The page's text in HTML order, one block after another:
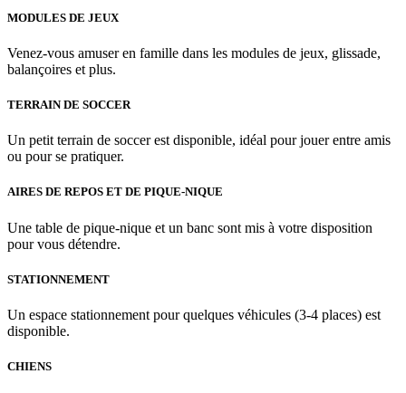
MODULES DE JEUX
Venez-vous amuser en famille dans les modules de jeux, glissade,
balançoires et plus.
TERRAIN DE SOCCER
Un petit terrain de soccer est disponible, idéal pour jouer entre amis
ou pour se pratiquer.
AIRES DE REPOS ET DE PIQUE-NIQUE
Une table de pique-nique et un banc sont mis à votre disposition
pour vous détendre.
STATIONNEMENT
Un espace stationnement pour quelques véhicules (3-4 places) est
disponible.
CHIENS